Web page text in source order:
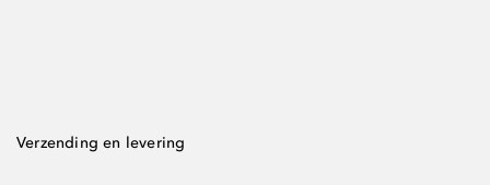
Verzending en levering